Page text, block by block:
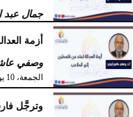
جمال عبد
لرابطة علماء أهل السنة
الأربعاء، 15 يوليو 2026 09:08 صـ
أزمة
وصفي
الجمعة، 10 يوليو 2026
وترجَّل